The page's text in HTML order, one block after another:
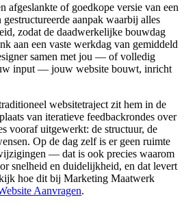
afgeslankte of goedkope versie van een
aanpak waarbij alles
zodat de daadwerkelijke bouwdag
aan een vaste werkdag van gemiddeld
samen met jou — of volledig
input — jouw website bouwt, inricht
websitetraject zit hem in de
van iteratieve feedbackrondes over
vooraf uitgewerkt: de structuur, de
Op de dag zelf is er geen ruimte
— dat is ook precies waarom
snelheid en duidelijkheid, en dat levert
hoe dit bij Marketing Maatwerk
Aanvragen.